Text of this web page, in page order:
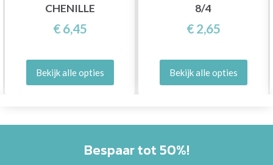
CHENILLE
€ 6,45
Bekijk alle opties
8/4
€ 2,65
Bekijk alle opties
Bespaar tot 50%!